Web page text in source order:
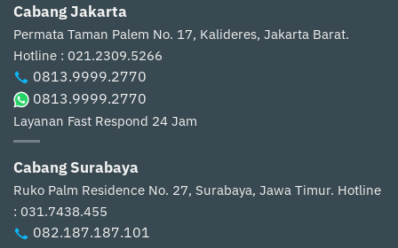
Cabang Jakarta
Permata Taman Palem No. 17, Kalideres, Jakarta Barat.
Hotline : 021.2309.5266
0813.9999.2770
0813.9999.2770
Layanan Fast Respond 24 Jam
Cabang Surabaya
Ruko Palm Residence No. 27, Surabaya, Jawa Timur. Hotline
: 031.7438.455
082.187.187.101